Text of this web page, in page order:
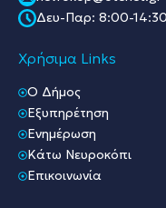
Δευ-Παρ: 8:00-14:30
Χρήσιμα Links
O Δήμος
Εξυπηρέτηση
Ενημέρωση
Κάτω Νευροκόπι
Επικοινωνία